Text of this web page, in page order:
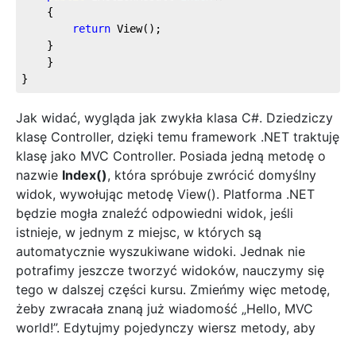
    {
return View();
    }
}
}
Jak widać, wygląda jak zwykła klasa C#. Dziedziczy
klasę Controller, dzięki temu framework .NET traktuję
klasę jako MVC Controller. Posiada jedną metodę o
nazwie Index(), która spróbuje zwrócić domyślny
widok, wywołując metodę View(). Platforma .NET
będzie mogła znaleźć odpowiedni widok, jeśli
istnieje, w jednym z miejsc, w których są
automatycznie wyszukiwane widoki. Jednak nie
potrafimy jeszcze tworzyć widoków, nauczymy się
tego w dalszej części kursu. Zmieńmy więc metodę,
żeby zwracała znaną już wiadomość „Hello, MVC
world!”. Edytujmy pojedynczy wiersz metody, aby